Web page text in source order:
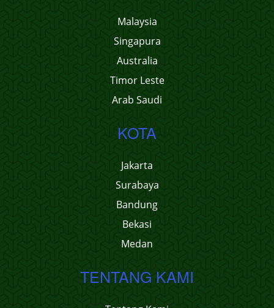
Malaysia
Singapura
Australia
Timor Leste
Arab Saudi
KOTA
Jakarta
Surabaya
Bandung
Bekasi
Medan
TENTANG KAMI